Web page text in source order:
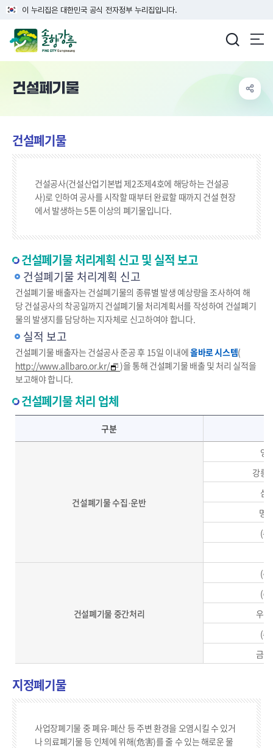
이 누리집은 대한민국 공식 전자정부 누리집입니다.
건설폐기물
건설폐기물
건설공사(건설산업기본법 제2조제4호에 해당하는 건설공
사)로 인하여 공사를 시작할 때부터 완료할 때까지 건설 현장
에서 발생하는 5톤 이상의 폐기물입니다.
건설폐기물 처리계획 신고 및 실적 보고
건설폐기물 처리계획 신고
건설폐기물 배출자는 건설폐기물의 종류별 발생 예상량을 조사하여 해
당 건설공사의 착공일까지 건설폐기물 처리계획서를 작성하여 건설폐기
물의 발생지를 담당하는 지자체로 신고하여야 합니다.
실적 보고
건설폐기물 배출자는 건설공사 준공 후 15일 이내에올바로 시스템(
http://www.allbaro.or.kr/
)을 통해 건설폐기물 배출 및 처리 실적을
보고해야 합니다.
건설폐기물 처리 업체
구분
건설폐기물 수집·운반
영
강릉
삼
명
(
건설폐기물 중간처리
(
(
우
(
금
지정폐기물
사업장폐기물 중 폐유·폐산 등 주변 환경을 오염시킬 수 있거
나 의료폐기물 등 인체에 위해(危害)를 줄 수 있는 해로운 물